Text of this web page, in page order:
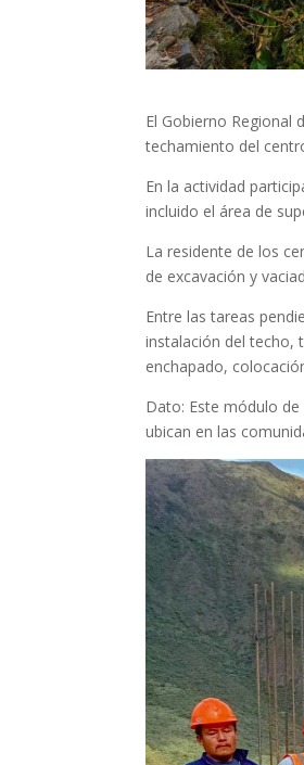
El Gobierno Regional
techamiento del
En la actividad
incluido el área de
La residente de los
de excavación y
Entre las tareas
instalación del techo,
enchapado,
Dato: Este módulo
ubican en las